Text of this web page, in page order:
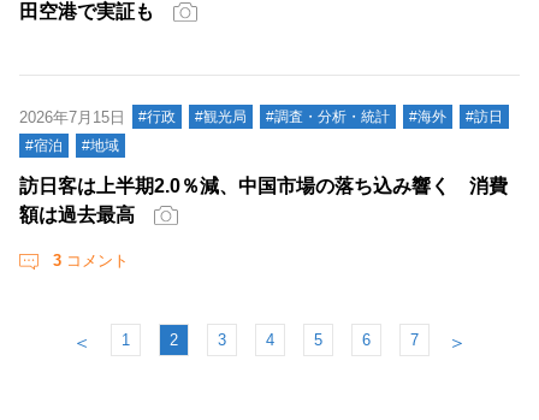
田空港で実証も
2026年7月15日 #行政 #観光局 #調査・分析・統計 #海外
#訪日
#宿泊
#地域
訪日客は上半期2.0％減、中国市場の落ち込み響く 消費
額は過去最高
3 コメント
＜ 1 2 3 4 5 6 7 ＞